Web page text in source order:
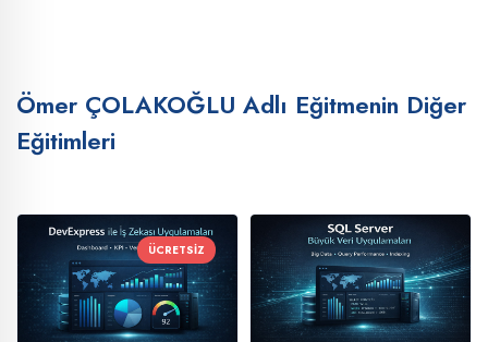
Ömer ÇOLAKOĞLU Adlı Eğitmenin Diğer
Eğitimleri
ÜCRETSİZ